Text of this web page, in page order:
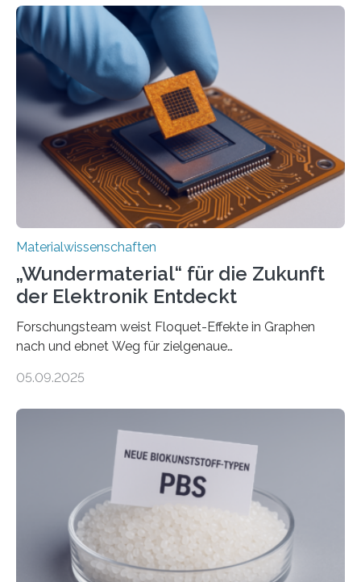
Forschung, die erfolgreich leistungsstarkes,
langwelliges Licht auf die Nanoskala komprimiert,
könnte Fortschritte in der Terahertz-Optik und bei
optoelektronischen Geräten ermöglichen, geleitet von
Vanderbilt und dem Fritz-Haber-Institut Josh Caldwell,
Professor für Maschinenbau und Direktor des
interdisziplinären Graduiertenprogramms für
Materialwissenschaften an der Vanderbilt University,
und Alexander Paarmann vom Fritz-Haber-Institut
leiteten ein internationales Forschungsprojekt, das…
Materialwissenschaften
„Wundermaterial“ für die Zukunft
der Elektronik Entdeckt
Forschungsteam weist Floquet-Effekte in Graphen
nach und ebnet Weg für zielgenaue
– nur eine Atomlage dick, aber extrem leitfähig und
Sensoren, leistungsstarken Batterien und effizienten
Solarzellen. Eine neue Studie hebt das Potenzial nun
noch auf ein neues Level: Zum ersten Mal haben
Forschende an der Universität Göttingen gemeinsam
mit Kollegen aus Braunschweig, Bremen und der
Schweiz direkt beobachtet, wie in Graphen…
05.09.2025